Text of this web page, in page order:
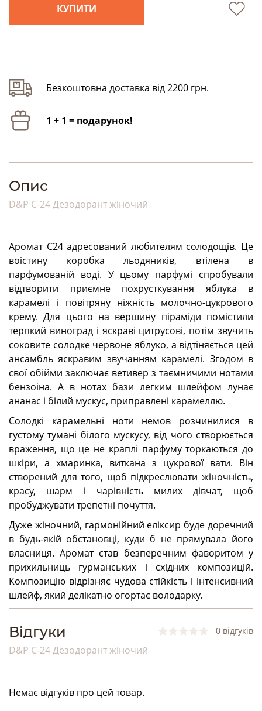
КУПИТИ
Безкоштовна доставка від 2200 грн.
1 + 1 = подарунок!
Опис
D&P C-24 Дезодорант жіночий
Аромат С24 адресований любителям солодощів. Це
воістину коробка льодяників, втілена в
парфумованій воді. У цьому парфумі спробували
відтворити приємне похрусткування яблука в
карамелі і повітряну ніжність молочно-цукрового
крему. Для цього на вершину піраміди помістили
терпкий виноград і яскраві цитрусові, потім звучить
соковите солодке червоне яблуко, а відтіняється цей
ансамбль яскравим звучанням карамелі. Згодом в
свої обійми заключає ветивер з таємничими нотами
бензоінa. А в нотах бази легким шлейфом лунає
ананас і білий мускус, приправлені карамеллю.
Солодкі карамельні ноти немов розчинилися в
густому тумані білого мускусу, від чого створюється
враження, що це не краплі парфуму торкаються до
шкіри, a хмаринка, виткана з цукрової вати. Він
створений для того, щоб підкреслювати жіночність,
красу, шарм і чарівність милих дівчат, щоб
пробуджувати трепетні почуття.
Дуже жіночний, гармонійний еліксир буде доречний
в будь-якій обстановці, куди б не прямувала його
власниця. Аромат став безперечним фаворитом у
прихильниць гурманських і східних композицій.
Композицію відрізняє чудова стійкість і інтенсивний
шлейф, який делікатно огортає володарку.
Bідгуки
D&P C-24 Дезодорант жіночий
0 відгуків
Немає відгуків про цей товар.